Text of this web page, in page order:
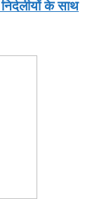
के साथ